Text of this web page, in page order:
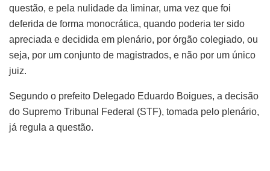
questão, e pela nulidade da liminar, uma vez que foi
deferida de forma monocrática, quando poderia ter sido
apreciada e decidida em plenário, por órgão colegiado, ou
seja, por um conjunto de magistrados, e não por um único
juiz.
Segundo o prefeito Delegado Eduardo Boigues, a decisão
do Supremo Tribunal Federal (STF), tomada pelo plenário,
já regula a questão.